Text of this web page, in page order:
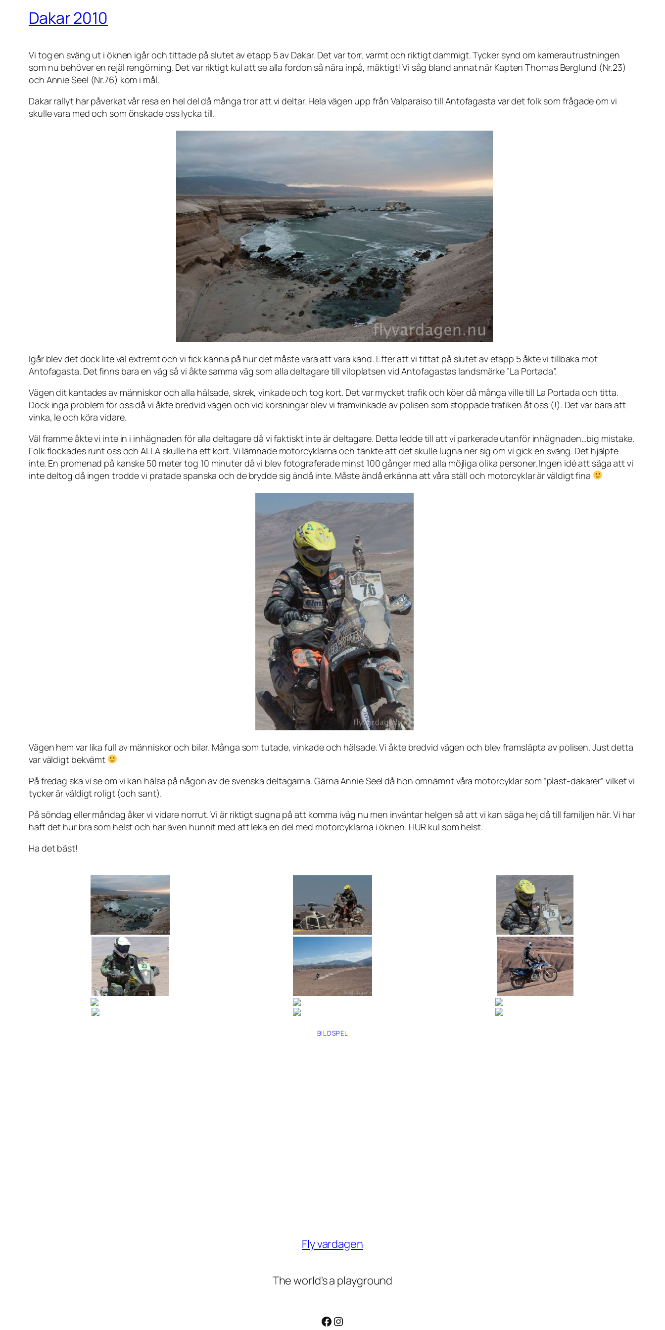
Dakar 2010
Vi tog en sväng ut i öknen igår och tittade på slutet av etapp 5 av Dakar. Det var torr, varmt och riktigt dammigt. Tycker synd om kamerautrustningen
som nu behöver en rejäl rengörning. Det var riktigt kul att se alla fordon så nära inpå, mäktigt! Vi såg bland annat när Kapten Thomas Berglund (Nr.23)
och Annie Seel (Nr.76) kom i mål.
Dakar rallyt har påverkat vår resa en hel del då många tror att vi deltar. Hela vägen upp från Valparaiso till Antofagasta var det folk som frågade om vi
skulle vara med och som önskade oss lycka till.
Igår blev det dock lite väl extremt och vi fick känna på hur det måste vara att vara känd. Efter att vi tittat på slutet av etapp 5 åkte vi tillbaka mot
Antofagasta. Det finns bara en väg så vi åkte samma väg som alla deltagare till viloplatsen vid Antofagastas landsmärke ”La Portada”.
Vägen dit kantades av människor och alla hälsade, skrek, vinkade och tog kort. Det var mycket trafik och köer då många ville till La Portada och titta.
Dock inga problem för oss då vi åkte bredvid vägen och vid korsningar blev vi framvinkade av polisen som stoppade trafiken åt oss (!). Det var bara att
vinka, le och köra vidare.
Väl framme åkte vi inte in i inhägnaden för alla deltagare då vi faktiskt inteärdeltagare. Detta ledde till att vi parkerade utanför inhägnaden…big mistake.
Folk flockades runt oss och ALLA skulle ha ett kort. Vi lämnade motorcyklarna och tänkte att det skulle lugna ner sig om vi gick en sväng. Det hjälpte
inte. En promenad på kanske 50 meter tog 10 minuter då vi blev fotograferade minst 100 gånger med alla möjliga olika personer. Ingen idé att säga att vi
inte deltog då ingen trodde vi pratade spanska och de brydde sig ändå inte. Måste ändå erkänna att våra ställ och motorcyklar är väldigt fina
Vägen hem var lika full av människor och bilar. Många som tutade, vinkade och hälsade. Vi åkte bredvid vägen och blev framsläpta av polisen. Just detta
var väldigt bekvämt
På fredag ska vi se om vi kan hälsa på någon av de svenska deltagarna. Gärna Annie Seel då hon omnämnt våra motorcyklar som ”plast-dakarer” vilket vi
tycker är väldigt roligt (och sant).
På söndag eller måndag åker vi vidare norrut. Vi är riktigt sugna på att komma iväg nu men inväntar helgen så att vi kan säga hej då till familjen här. Vi har
haft det hur bra som helst och har även hunnit med att leka en del med motorcyklarna i öknen. HUR kul som helst.
Ha det bäst!
BILDSPEL
Fly vardagen
The world's a playground
Facebook
Instagram